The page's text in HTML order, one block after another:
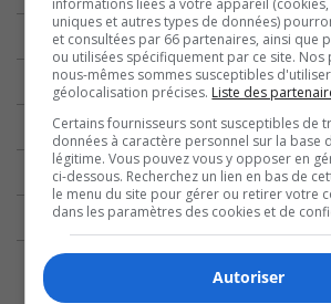
informations liées à votre appareil
uniques et autres types de données)
et consultées par 66 partenaires, ainsi que
ou utilisées spécifiquement par ce site. Nos
nous-mêmes sommes susceptibles
géolocalisation précises. Liste des
Certains fournisseurs sont susceptibles de
données à caractère personnel sur la base
légitime. Vous pouvez vous y opposer en
ci-dessous. Recherchez un lien en bas de
le menu du site pour gérer ou retirer votre
dans les paramètres des cookies et de
Autoriser